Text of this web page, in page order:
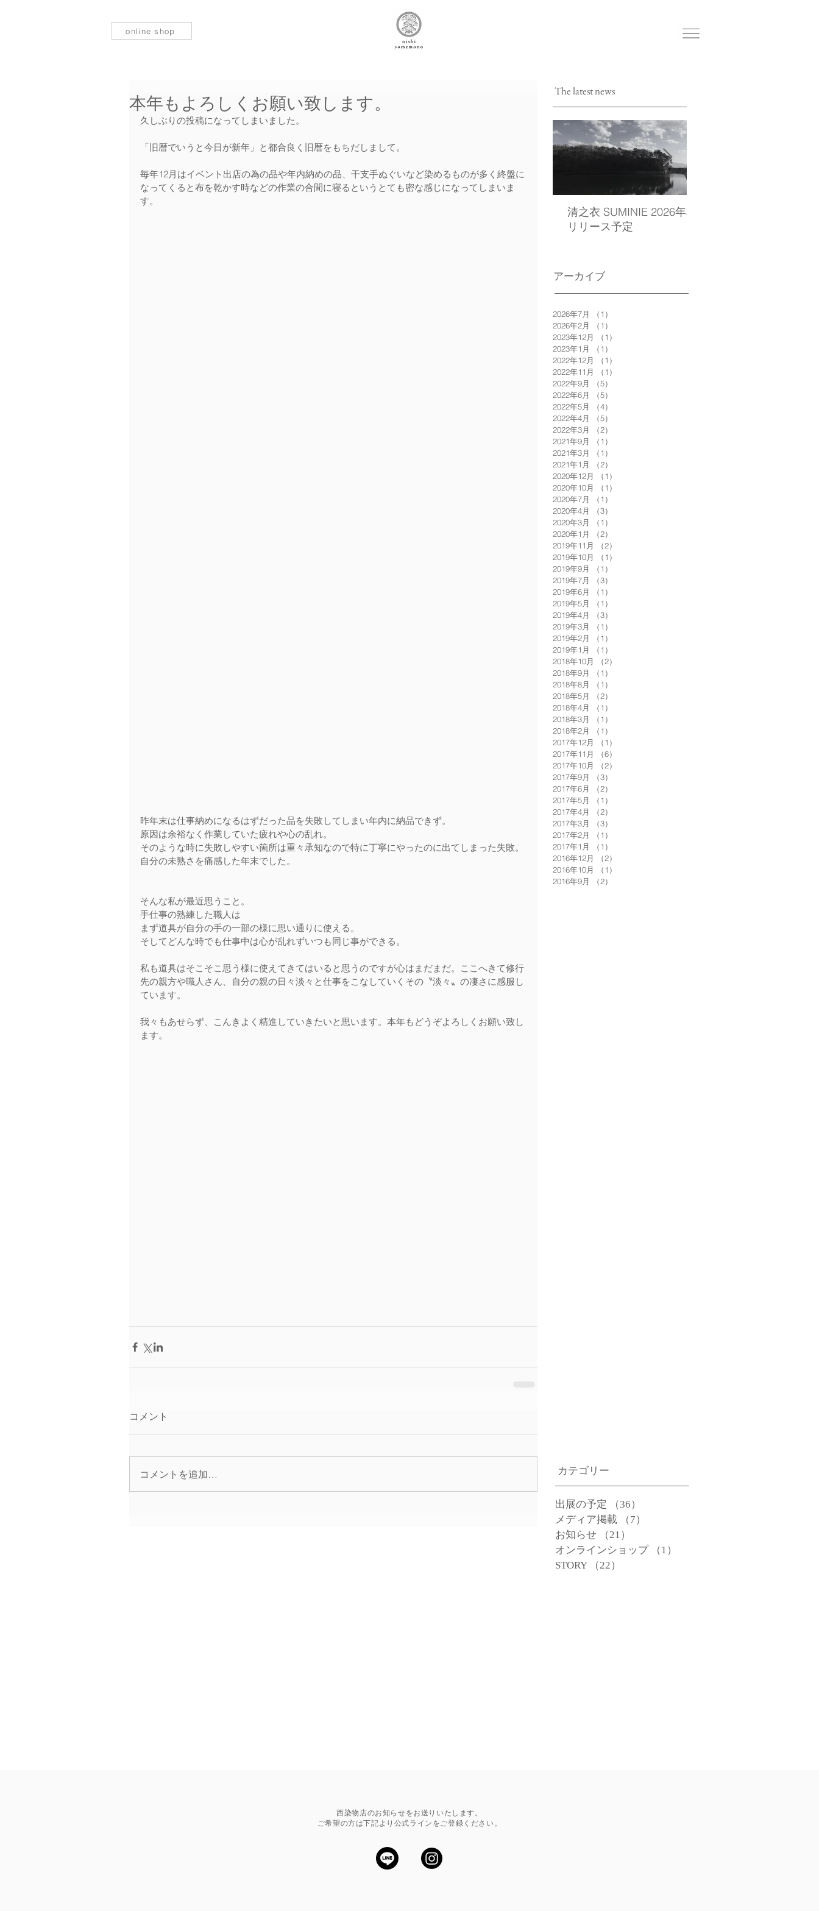
online shop
本年もよろしくお願い致します。
久しぶりの投稿になってしまいました。
「旧暦でいうと今日が新年」と都合良く旧暦をもちだしまして。
毎年12月はイベント出店の為の品や年内納めの品、干支手ぬぐいなど染めるものが多く終盤に
なってくると布を乾かす時などの作業の合間に寝るというとても密な感じになってしまいま
す。
昨年末は仕事納めになるはずだった品を失敗してしまい年内に納品できず。
原因は余裕なく作業していた疲れや心の乱れ。
そのような時に失敗しやすい箇所は重々承知なので特に丁寧にやったのに出てしまった失敗。
自分の未熟さを痛感した年末でした。
そんな私が最近思うこと。
手仕事の熟練した職人は
まず道具が自分の手の一部の様に思い通りに使える。
そしてどんな時でも仕事中は心が乱れずいつも同じ事ができる。
私も道具はそこそこ思う様に使えてきてはいると思うのですが心はまだまだ。ここへきて修行
先の親方や職人さん、自分の親の日々淡々と仕事をこなしていくその〝淡々〟の凄さに感服し
ています。
我々もあせらず、こんきよく精進していきたいと思います。本年もどうぞよろしくお願い致し
ます。
コメント
コメントを追加…
The latest news
清之衣 SUMINIE 2026年秋
リリース予定
アーカイブ
2026年7月 （1）
2026年2月
（1）
2023年12月
（1）
2023年1月
（1）
2022年12月
（1）
2022年11月
（1）
2022年9月
（5）
2022年6月
（5）
2022年5月
（4）
2022年4月
（5）
2022年3月
（2）
2021年9月
（1）
2021年3月
（1）
2021年1月
（2）
2020年12月
（1）
2020年10月
（1）
2020年7月
（1）
2020年4月
（3）
2020年3月
（1）
2020年1月
（2）
2019年11月
（2）
2019年10月
（1）
2019年9月
（1）
2019年7月
（3）
2019年6月
（1）
2019年5月
（1）
2019年4月
（3）
2019年3月
（1）
2019年2月
（1）
2019年1月
（1）
2018年10月
（2）
2018年9月
（1）
2018年8月
（1）
2018年5月
（2）
2018年4月
（1）
2018年3月
（1）
2018年2月
（1）
2017年12月
（1）
2017年11月
（6）
2017年10月
（2）
2017年9月
（3）
2017年6月
（2）
2017年5月
（1）
2017年4月
（2）
2017年3月
（3）
2017年2月
（1）
2017年1月
（1）
2016年12月
（2）
2016年10月
（1）
2016年9月
（2）
カテゴリー
出展の予定 （36）
メディア掲載
（7）
お知らせ
（21）
オンラインショップ
（1）
STORY
（22）
西染物店のお知らせをお送りいたします。
ご希望の方は下記より公式ラインをご登録ください。